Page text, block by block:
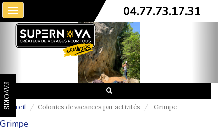
Toggle
navigation
04.77.73.17.31
FAVORIS
Accueil Colonies de vacances par activités Grimpe
Grimpe